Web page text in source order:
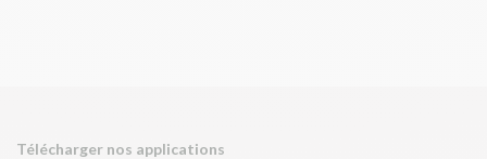
Télécharger nos applications